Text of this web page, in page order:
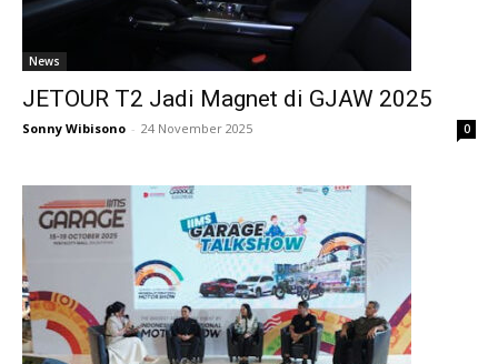
News
JETOUR T2 Jadi Magnet di GJAW 2025
Sonny Wibisono - 24 November 2025 0